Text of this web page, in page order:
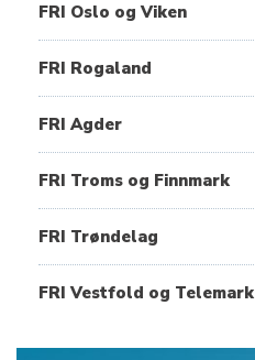
FRI Oslo og Viken
FRI Rogaland
FRI Agder
FRI Troms og Finnmark
FRI Trøndelag
FRI Vestfold og Telemark